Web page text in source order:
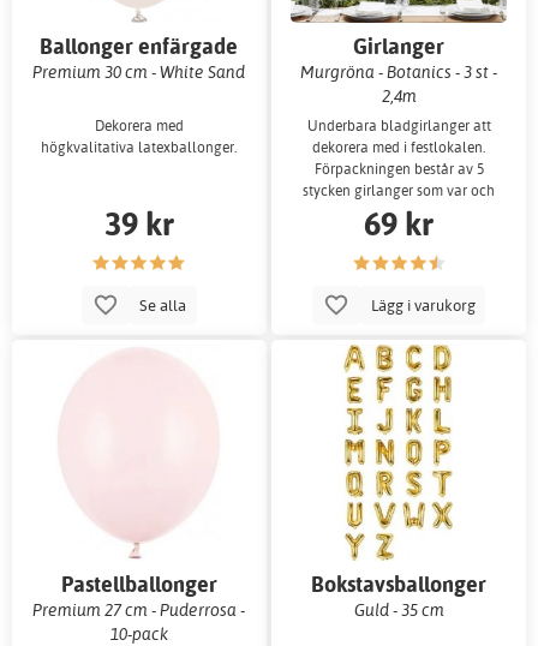
Ballonger enfärgade
Premium 30 cm - White Sand
Dekorera med
högkvalitativa latexballonger.
39 kr
Se alla
Girlanger
Murgröna - Botanics - 3 st -
2,4m
Underbara bladgirlanger att
dekorera med i festlokalen.
Förpackningen består av 5
stycken girlanger som var och
en är 2 meter lå
69 kr
Lägg i varukorg
Pastellballonger
Premium 27 cm - Puderrosa -
10-pack
Bokstavsballonger
Guld - 35 cm